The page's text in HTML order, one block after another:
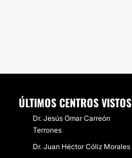
ÚLTIMOS CENTROS VISTOS
Dr. Jesús Omar Carreón
Terrones
Dr. Juan Héctor Cóliz Morales